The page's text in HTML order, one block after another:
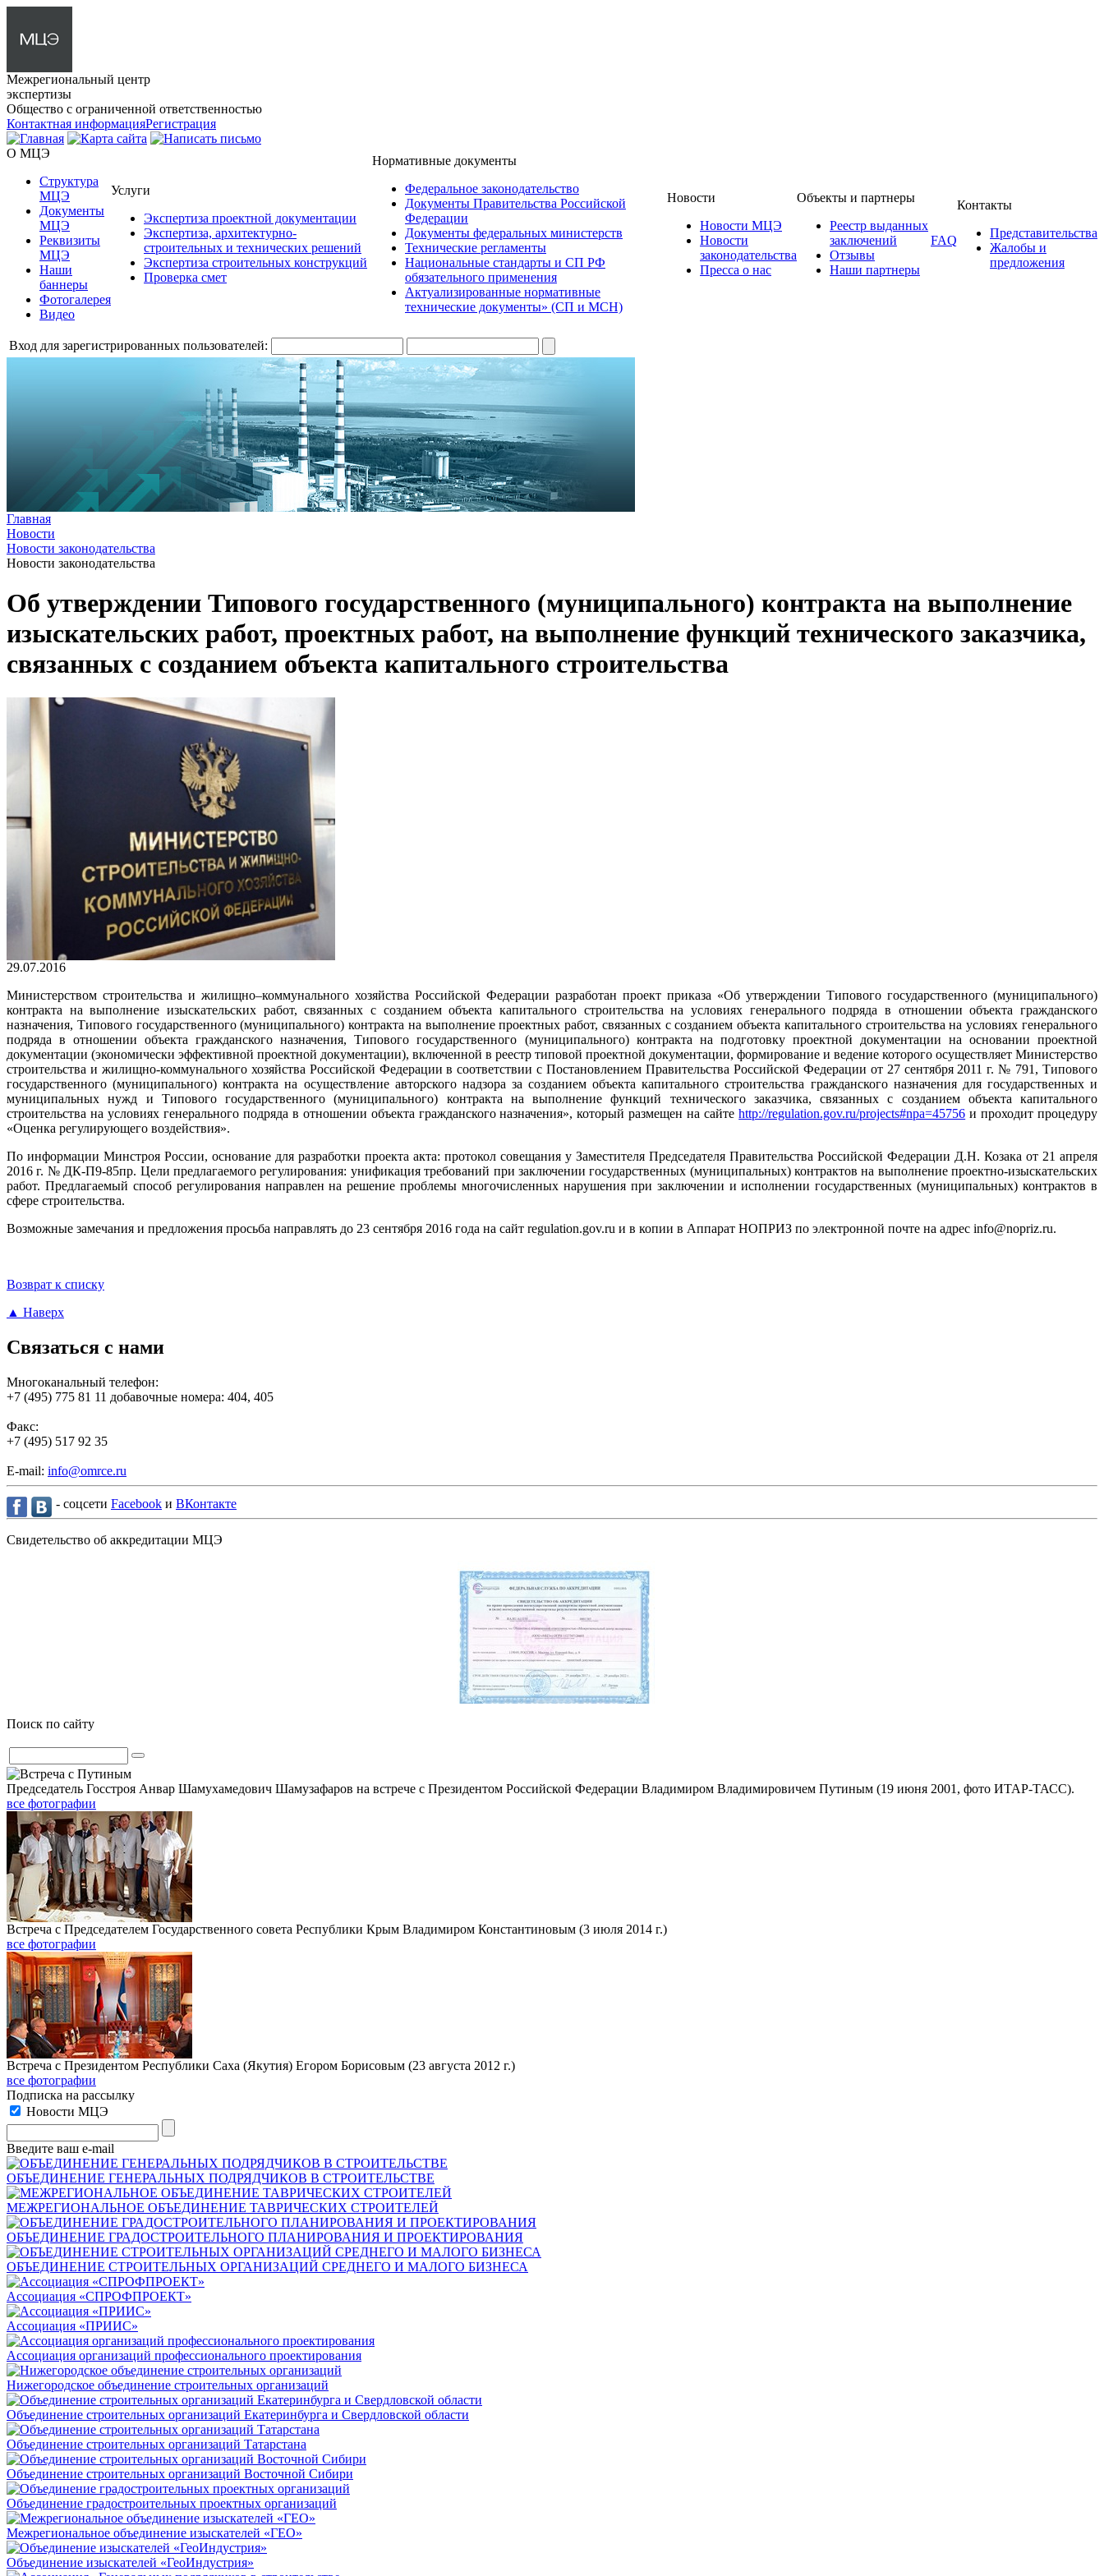
Межрегиональный центр
экспертизы
Общество с ограниченной ответственностью
Контактная информацияРегистрация
О МЦЭ
Структура
МЦЭ
Документы
МЦЭ
Реквизиты
МЦЭ
Наши
баннеры
Фотогалерея
Видео
Услуги
Экспертиза проектной документации
Экспертиза, архитектурно-
строительных и технических решений
Экспертиза строительных конструкций
Проверка смет
Нормативные документы
Федеральное законодательство
Документы Правительства Российской
Федерации
Документы федеральных министерств
Технические регламенты
Национальные стандарты и СП РФ
обязательного применения
Актуализированные нормативные
технические документы» (СП и МСН)
Новости
Новости МЦЭ
Новости
законодательства
Пресса о нас
Объекты и партнеры
Реестр выданных
заключений
Отзывы
Наши партнеры
FAQ
Контакты
Представительства
Жалобы и
предложения
Вход для зарегистрированных пользователей:
Главная
Новости
Новости законодательства
Новости законодательства
Об утверждении Типового государственного (муниципального) контракта на выполнение
изыскательских работ, проектных работ, на выполнение функций технического заказчика,
связанных с созданием объекта капитального строительства
29.07.2016
Министерством строительства и жилищно–коммунального хозяйства Российской Федерации разработан проект приказа «Об утверждении Типового государственного (муниципального)
контракта на выполнение изыскательских работ, связанных с созданием объекта капитального строительства на условиях генерального подряда в отношении объекта гражданского
назначения, Типового государственного (муниципального) контракта на выполнение проектных работ, связанных с созданием объекта капитального строительства на условиях генерального
подряда в отношении объекта гражданского назначения, Типового государственного (муниципального) контракта на подготовку проектной документации на основании проектной
документации (экономически эффективной проектной документации), включенной в реестр типовой проектной документации, формирование и ведение которого осуществляет Министерство
строительства и жилищно-коммунального хозяйства Российской Федерации в соответствии с Постановлением Правительства Российской Федерации от 27 сентября 2011 г. № 791, Типового
государственного (муниципального) контракта на осуществление авторского надзора за созданием объекта капитального строительства гражданского назначения для государственных и
муниципальных нужд и Типового государственного (муниципального) контракта на выполнение функций технического заказчика, связанных с созданием объекта капитального
строительства на условиях генерального подряда в отношении объекта гражданского назначения», который размещен на сайтеhttp://regulation.gov.ru/projects#npa=45756 и проходит процедуру
«Оценка регулирующего воздействия».
По информации Минстроя России, основание для разработки проекта акта: протокол совещания у Заместителя Председателя Правительства Российской Федерации Д.Н. Козака от 21 апреля
2016 г. № ДК-П9-85пр. Цели предлагаемого регулирования: унификация требований при заключении государственных (муниципальных) контрактов на выполнение проектно-изыскательских
работ. Предлагаемый способ регулирования направлен на решение проблемы многочисленных нарушения при заключении и исполнении государственных (муниципальных) контрактов в
сфере строительства.
Возможные замечания и предложения просьба направлять до 23 сентября 2016 года на сайт regulation.gov.ru и в копии в Аппарат НОПРИЗ по электронной почте на адрес info@nopriz.ru.
Возврат к списку
▲ Наверх
Связаться с нами
Многоканальный телефон:
+7 (495) 775 81 11 добавочные номера: 404, 405
Факс:
+7 (495) 517 92 35
E-mail: info@omrce.ru
- соцсети Facebook и ВКонтакте
Свидетельство об аккредитации МЦЭ
Поиск по сайту
Председатель Госстроя Анвар Шамухамедович Шамузафаров на встрече с Президентом Российской Федерации Владимиром Владимировичем Путиным (19 июня 2001, фото ИТАР-ТАСС).
все фотографии
Встреча с Председателем Государственного совета Республики Крым Владимиром Константиновым (3 июля 2014 г.)
все фотографии
Встреча с Президентом Республики Саха (Якутия) Егором Борисовым (23 августа 2012 г.)
все фотографии
Подписка на рассылку
Новости МЦЭ
Введите ваш e-mail
ОБЪЕДИНЕНИЕ ГЕНЕРАЛЬНЫХ ПОДРЯДЧИКОВ В СТРОИТЕЛЬСТВЕ
МЕЖРЕГИОНАЛЬНОЕ ОБЪЕДИНЕНИЕ ТАВРИЧЕСКИХ СТРОИТЕЛЕЙ
ОБЪЕДИНЕНИЕ ГРАДОСТРОИТЕЛЬНОГО ПЛАНИРОВАНИЯ И ПРОЕКТИРОВАНИЯ
ОБЪЕДИНЕНИЕ СТРОИТЕЛЬНЫХ ОРГАНИЗАЦИЙ СРЕДНЕГО И МАЛОГО БИЗНЕСА
Ассоциация «СПРОФПРОЕКТ»
Ассоциация «ПРИИС»
Ассоциация организаций профессионального проектирования
Нижегородское объединение строительных организаций
Объединение строительных организаций Екатеринбурга и Свердловской области
Объединение строительных организаций Татарстана
Объединение строительных организаций Восточной Сибири
Объединение градостроительных проектных организаций
Межрегиональное объединение изыскателей «ГЕО»
Объединение изыскателей «ГеоИндустрия»